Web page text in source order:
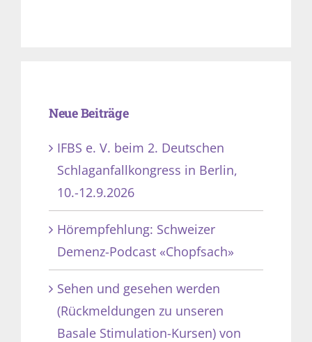
Neue Beiträge
IFBS e. V. beim 2. Deutschen
Schlaganfallkongress in Berlin,
10.-12.9.2026
Hörempfehlung: Schweizer
Demenz-Podcast «Chopfsach»
Sehen und gesehen werden
(Rückmeldungen zu unseren
Basale Stimulation-Kursen) von